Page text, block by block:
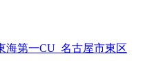
海第一CU_名古屋市東区